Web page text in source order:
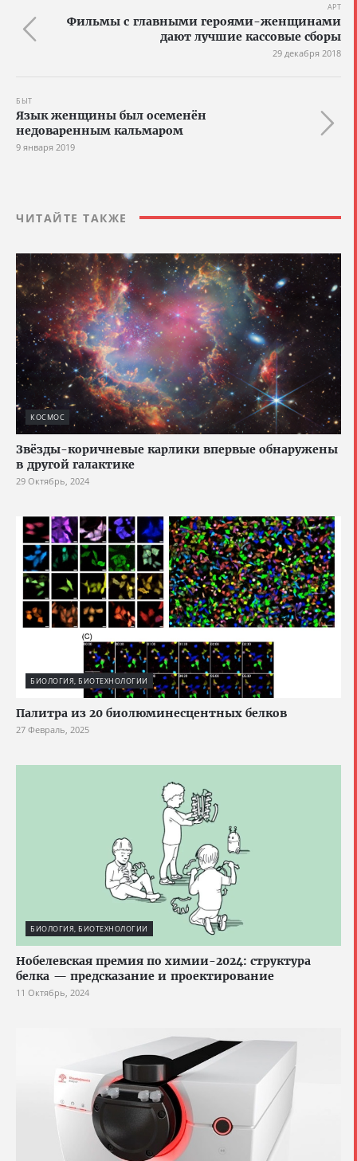
АРТ
Фильмы с главными героями-женщинами
дают лучшие кассовые сборы
29 декабря 2018
БЫТ
Язык женщины был осеменён
недоваренным кальмаром
9 января 2019
ЧИТАЙТЕ ТАКЖЕ
КОСМОС
Звёзды-коричневые карлики впервые обнаружены
в другой галактике
29 Октябрь, 2024
БИОЛОГИЯ, БИОТЕХНОЛОГИИ
Палитра из 20 биолюминесцентных белков
27 Февраль, 2025
БИОЛОГИЯ, БИОТЕХНОЛОГИИ
Нобелевская премия по химии-2024: структура
белка — предсказание и проектирование
11 Октябрь, 2024